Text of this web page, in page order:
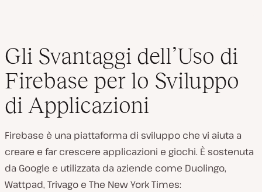
Gli Svantaggi dell’Uso di
Firebase per lo Sviluppo
di Applicazioni
Firebase è una piattaforma di sviluppo che vi aiuta a
creare e far crescere applicazioni e giochi. È sostenuta
da Google e utilizzata da aziende come Duolingo,
Wattpad, Trivago e The New York Times: